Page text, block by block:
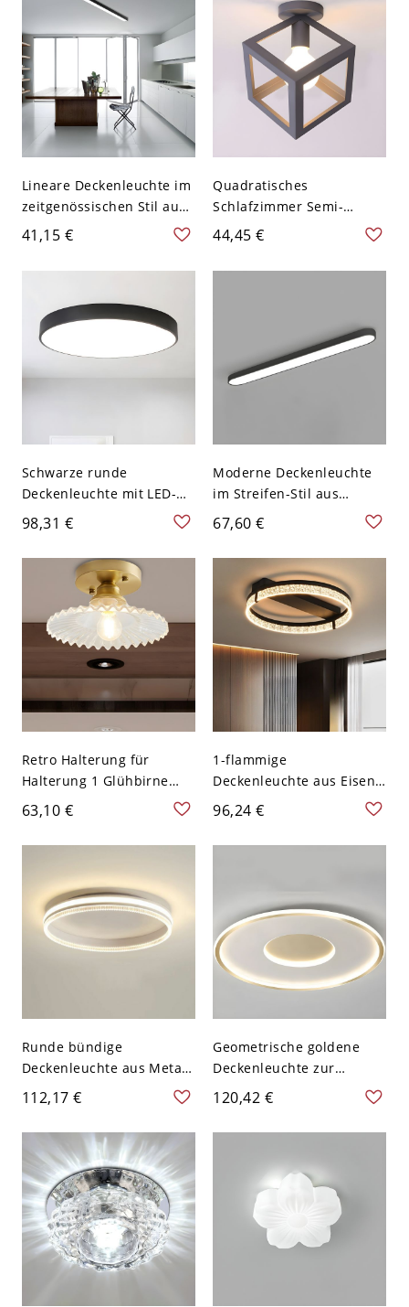
Lineare Deckenleuchte im
zeitgenössischen Stil aus
schwarzem Aluminium
mit LED-Lichtquelle für
die Küche, 23,5" breit
41,15 €
Quadratisches
Schlafzimmer Semi-
Flushmount
Zeitgenössisches Metall 1
Birne Graue
44,45 €
Schwarze runde
Deckenleuchte mit LED-
Beleuchtung und
Acrylglas in Weiß,
modernes Design, 9"
breit, 2" hoch
98,31 €
Moderne Deckenleuchte
im Streifen-Stil aus
Aluminium mit LED-
Technologie für das Büro -
110V-120V 62,23 cm
Schwarz Weißlicht
67,60 €
Retro Halterung für
Halterung 1 Glühbirne
Klares geripptes Glas
Deckenleuchte Flush
Fixture
63,10 €
1-flammige
Deckenleuchte aus Eisen,
halbbündig, fest
verdrahtet, für das
Hauptschlafzimmer -
Rund
96,24 €
Runde bündige
Deckenleuchte aus Metall
in Gold/Schwarz/Weiß mit
Acryl-Lampenschirm -
Weiß 110V-120V
Dreistufiges Dimmen
112,17 €
Geometrische goldene
Deckenleuchte zur
Deckenmontage mit
weißem Silikongel-Schirm
für Innenräume - 110V-
Weißlicht
120,42 €